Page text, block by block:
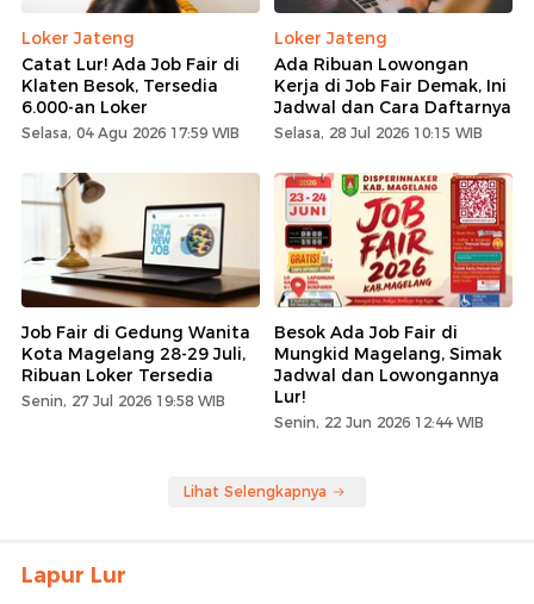
Loker Jateng
Catat Lur! Ada Job Fair di
Klaten Besok, Tersedia
6.000-an Loker
Selasa, 04 Agu 2026 17:59 WIB
Loker Jateng
Ada Ribuan Lowongan
Kerja di Job Fair Demak, Ini
Jadwal dan Cara Daftarnya
Selasa, 28 Jul 2026 10:15 WIB
Job Fair di Gedung Wanita
Kota Magelang 28-29 Juli,
Ribuan Loker Tersedia
Senin, 27 Jul 2026 19:58 WIB
Besok Ada Job Fair di
Mungkid Magelang, Simak
Jadwal dan Lowongannya
Lur!
Senin, 22 Jun 2026 12:44 WIB
Lihat Selengkapnya
Lapur Lur